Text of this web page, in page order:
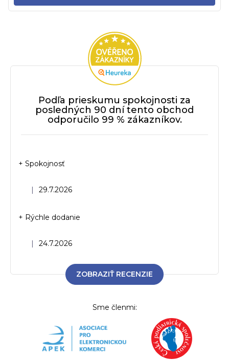
Podľa prieskumu spokojnosti za
posledných 90 dní tento obchod
odporučilo 99 % zákazníkov.
Hodnotenie obchodu je 5 z 5 hviezdičiek.
| 29.7.2026
+ Spokojnosť
Hodnotenie obchodu je 5 z 5 hviezdičiek.
| 24.7.2026
+ Rýchle dodanie
ZOBRAZIŤ RECENZIE
Sme členmi: